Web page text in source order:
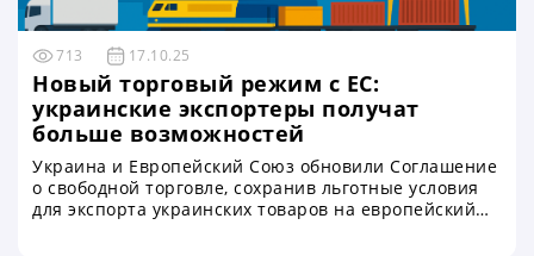
713 17.10.25
Новый торговый режим с ЕС:
украинские экспортеры получат
больше возможностей
Украина и Европейский Союз обновили Соглашение
о свободной торговле, сохранив льготные условия
для экспорта украинских товаров на европейский